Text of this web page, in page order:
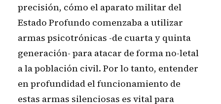
precisión, cómo el aparato militar del
Estado Profundo comenzaba a utilizar
armas psicotrónicas -de cuarta y quinta
generación- para atacar de forma no-letal
a la población civil. Por lo tanto, entender
en profundidad el funcionamiento de
estas armas silenciosas es vital para